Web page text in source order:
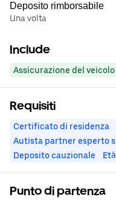
Deposito rimborsabile
Una volta
Include
Assicurazione del veicolo
Requisiti
Certificato di residenza
Autista partner esperto
Deposito cauzionale
Punto di partenza